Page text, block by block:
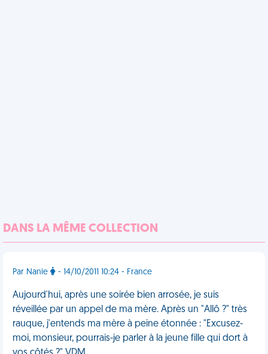
DANS LA MÊME COLLECTION
Par Nanie - 14/10/2011 10:24 - France
Aujourd'hui, après une soirée bien arrosée, je suis
réveillée par un appel de ma mère. Après un "Allô ?" très
rauque, j'entends ma mère à peine étonnée : "Excusez-
moi, monsieur, pourrais-je parler à la jeune fille qui dort à